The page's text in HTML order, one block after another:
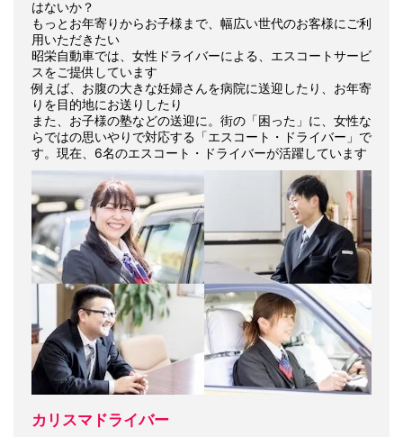
はないか？
もっとお年寄りからお子様まで、幅広い世代のお客様にご利
用いただきたい
昭栄自動車では、女性ドライバーによる、エスコートサービ
スをご提供しています
例えば、お腹の大きな妊婦さんを病院に送迎したり、お年寄
りを目的地にお送りしたり
また、お子様の塾などの送迎に。街の「困った」に、女性な
らではの思いやりで対応する「エスコート・ドライバー」で
す。現在、6名のエスコート・ドライバーが活躍しています
カリスマドライバー